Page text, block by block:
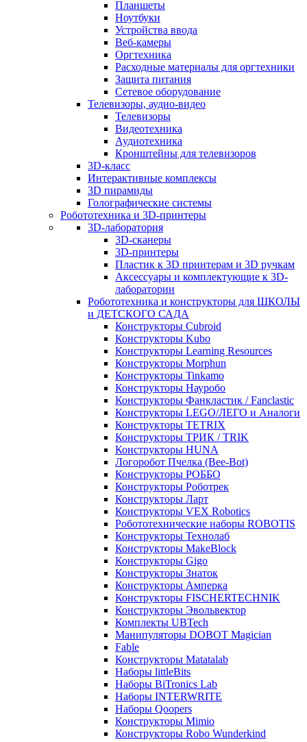
Планшеты
Ноутбуки
Устройства ввода
Веб-камеры
Оргтехника
Расходные материалы для оргтехники
Защита питания
Сетевое оборудование
Телевизоры, аудио-видео
Телевизоры
Видеотехника
Аудиотехника
Кронштейны для телевизоров
3D-класс
Интерактивные комплексы
3D пирамиды
Голографические системы
Робототехника и 3D-принтеры
3D-лаборатория
3D-сканеры
3D-принтеры
Пластик к 3D принтерам и 3D ручкам
Аксессуары и комплектующие к 3D-
лаборатории
Робототехника и конструкторы для ШКОЛЫ
и ДЕТСКОГО САДА
Конструкторы Cubroid
Конструкторы Kubo
Конструкторы Learning Resources
Конструкторы Morphun
Конструкторы Tinkamo
Конструкторы Науробо
Конструкторы Фанкластик / Fanclastic
Конструкторы LEGO/ЛЕГО и Аналоги
Конструкторы TETRIX
Конструкторы ТРИК / TRIK
Конструкторы HUNA
Логоробот Пчелка (Bee-Bot)
Конструкторы РОББО
Конструкторы Роботрек
Конструкторы Ларт
Конструкторы VEX Robotics
Робототехнические наборы ROBOTIS
Конструкторы Технолаб
Конструкторы MakeBlock
Конструкторы Gigo
Конструкторы Знаток
Конструкторы Амперка
Конструкторы FISCHERTECHNIK
Конструкторы Эвольвектор
Комплекты UBTech
Манипуляторы DOBOT Magician
Fable
Конструкторы Matatalab
Наборы littleBits
Наборы BiTronics Lab
Наборы INTERWRITE
Наборы Qoopers
Конструкторы Mimio
Конструкторы Robo Wunderkind